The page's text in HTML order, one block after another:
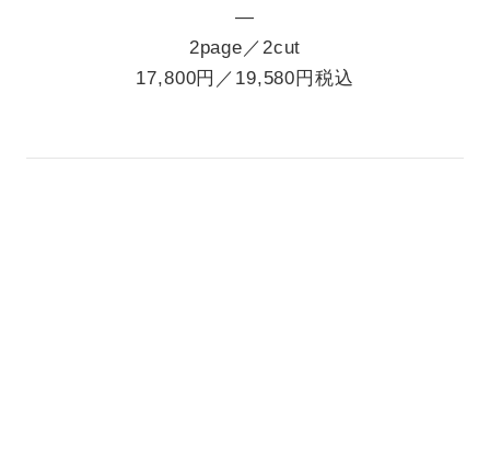
―
2page／2cut
17,800円／19,580円税込